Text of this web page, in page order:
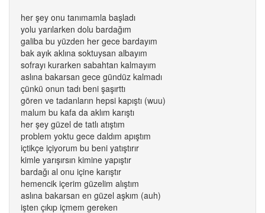
her şey onu tanımamla başladı
yolu yarılarken dolu bardağım
galiba bu yüzden her gece bardayım
bak ayık aklına soktuysan albayım
sofrayı kurarken sabahtan kalmayım
aslına bakarsan gece gündüz kalmadı
çünkü onun tadı beni şaşırttı
gören ve tadanların hepsi kapıştı (wuu)
malum bu kafa da aklım karıştı
her şey güzel de tatlı atıştım
problem yoktu gece daldım apıştım
içtikçe içiyorum bu beni yatıştırır
kimle yarışırsın kimine yapıştır
bardağı al onu içine karıştır
hemencik içerim güzelim alıştım
aslına bakarsan en güzel aşkım (auh)
işten çıkıp içmem gereken